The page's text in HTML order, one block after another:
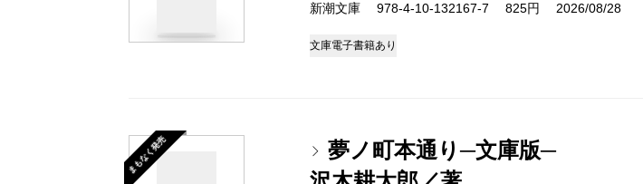
新潮文庫 978-4-10-132167-7 825円 2026/08/28
文庫電子書籍あり
まもなく発売
夢ノ町本通り─文庫版─